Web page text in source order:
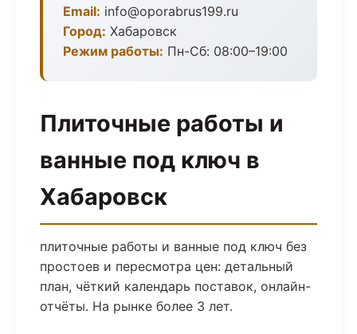
Email: info@oporabrus199.ru
Город: Хабаровск
Режим работы: Пн-Сб: 08:00–19:00
Плиточные работы и
ванные под ключ в
Хабаровск
плиточные работы и ванные под ключ без
простоев и пересмотра цен: детальный
план, чёткий календарь поставок, онлайн-
отчёты. На рынке более 3 лет.